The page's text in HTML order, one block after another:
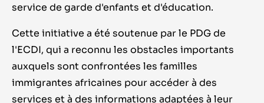
service de garde d'enfants et d'éducation.
Cette initiative a été soutenue par le PDG de
l'ECDI, qui a reconnu les obstacles importants
auxquels sont confrontées les familles
immigrantes africaines pour accéder à des
services et à des informations adaptées à leur